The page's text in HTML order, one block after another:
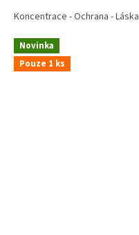
Koncentrace - Ochrana - Láska
Novinka
Pouze 1 ks